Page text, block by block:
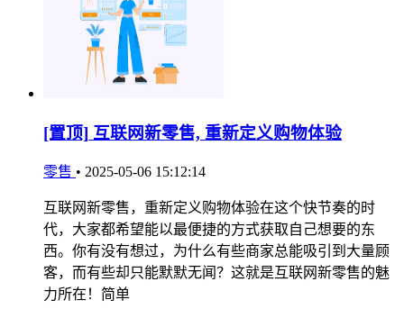
[置顶] 互联网新零售, 重新定义购物体验
零售 • 2025-05-06 15:12:14
互联网新零售，重新定义购物体验在这个快节奏的时
代，大家都希望能以最便捷的方式获取自己想要的东
西。你有没有想过，为什么有些商家总能吸引到大量顾
客，而有些却只能默默无闻？这就是互联网新零售的魅
力所在！简单